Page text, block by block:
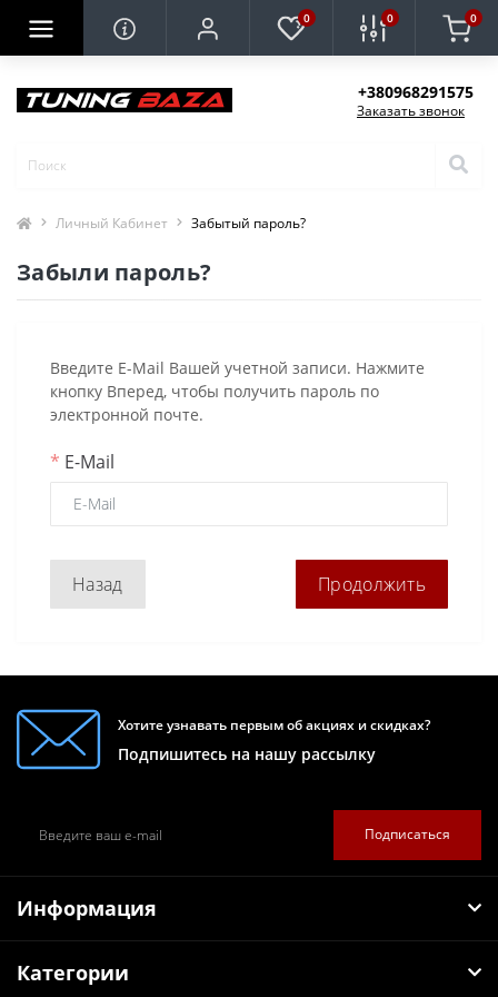
0 0 0
+380968291575
Заказать звонок
Личный Кабинет Забытый пароль?
Забыли пароль?
Введите E-Mail Вашей учетной записи. Нажмите
кнопку Вперед, чтобы получить пароль по
электронной почте.
* E-Mail
Назад
Хотите узнавать первым об акциях и скидках?
Подпишитесь на нашу рассылку
Подписаться
Информация
Категории